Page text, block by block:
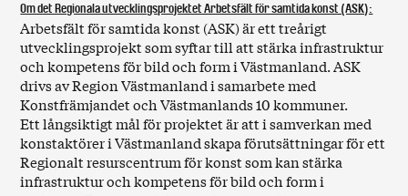
Om det Regionala utvecklingsprojektet Arbetsfält för samtida konst (ASK):
Arbetsfält för samtida konst (ASK) är ett treårigt
utvecklingsprojekt som syftar till att stärka infrastruktur
och kompetens för bild och form i Västmanland. ASK
drivs av Region Västmanland i samarbete med
Konstfrämjandet och Västmanlands 10 kommuner.
Ett långsiktigt mål för projektet är att i samverkan med
konstaktörer i Västmanland skapa förutsättningar för ett
Regionalt resurscentrum för konst som kan stärka
infrastruktur och kompetens för bild och form i